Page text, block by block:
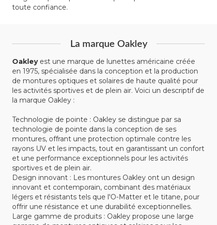
toute confiance.
La marque Oakley
Oakleyest une marque de lunettes américaine créée
en 1975, spécialisée dans la conception et la production
de montures optiques et solaires de haute qualité pour
les activités sportives et de plein air. Voici un descriptif de
la marque Oakley :
Technologie de pointe : Oakley se distingue par sa
technologie de pointe dans la conception de ses
montures, offrant une protection optimale contre les
rayons UV et les impacts, tout en garantissant un confort
et une performance exceptionnels pour les activités
sportives et de plein air.
Design innovant : Les montures Oakley ont un design
innovant et contemporain, combinant des matériaux
légers et résistants tels que l'O-Matter et le titane, pour
offrir une résistance et une durabilité exceptionnelles.
Large gamme de produits : Oakley propose une large